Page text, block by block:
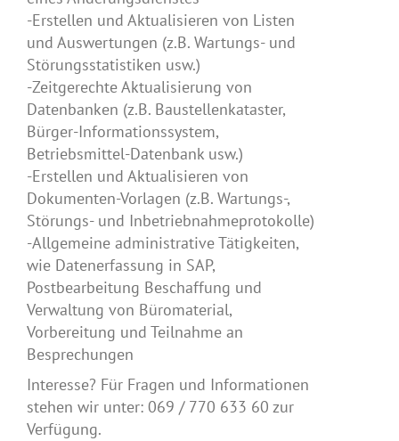
-Erstellen und Aktualisieren von Listen
und Auswertungen (z.B. Wartungs- und
Störungsstatistiken usw.)
-Zeitgerechte Aktualisierung von
Datenbanken (z.B. Baustellenkataster,
Bürger-Informationssystem,
Betriebsmittel-Datenbank usw.)
-Erstellen und Aktualisieren von
Dokumenten-Vorlagen (z.B. Wartungs-,
Störungs- und Inbetriebnahmeprotokolle)
-Allgemeine administrative Tätigkeiten,
wie Datenerfassung in SAP,
Postbearbeitung Beschaffung und
Verwaltung von Büromaterial,
Vorbereitung und Teilnahme an
Besprechungen
Interesse? Für Fragen und Informationen
stehen wir unter: 069 / 770 633 60 zur
Verfügung.